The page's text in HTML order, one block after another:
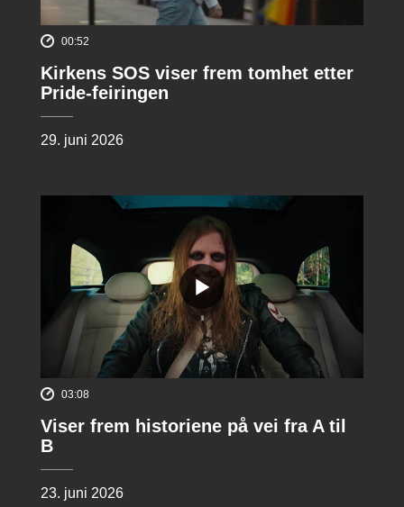
00:52
Kirkens SOS viser frem tomhet etter
Pride-feiringen
29. juni 2026
03:08
Viser frem historiene på vei fra A til
B
23. juni 2026